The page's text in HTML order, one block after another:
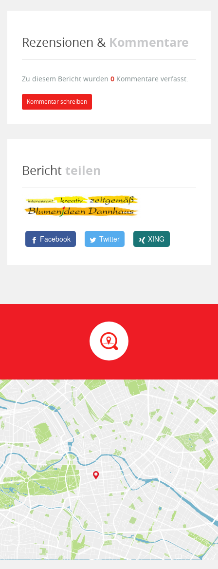
Rezensionen & Kommentare
Zu diesem Bericht wurden 0 Kommentare verfasst.
Kommentar schreiben
Bericht teilen
Facebook Twitter XING